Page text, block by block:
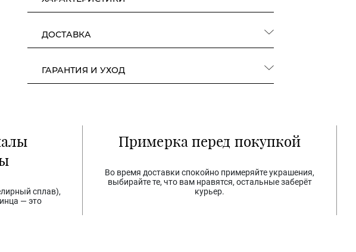
ДОСТАВКА
ГАРАНТИЯ И УХОД
сплав),
— это
Примерка перед покупкой
Во время доставки спокойно примеряйте украшения,
выбирайте те, что вам нравятся, остальные заберёт
курьер.